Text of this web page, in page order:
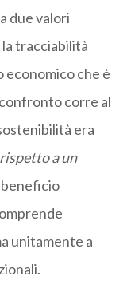
due valori
tracciabilità
che è
corre al
era
a un
beneficio
unitamente a